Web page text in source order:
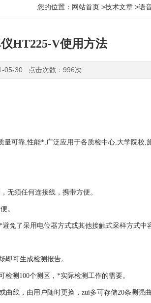
您的位置： 网站首页 >技术文章 >语
HT225-V使用方法
05-30 点击次数：996次
可靠,性能*,广泛应用于各质检中心,大学院校,
须任何连接线，携带方便。
。
了采用电位器方式或其他接触式采样方式中
可生成检测报告。
测100个测区，*实际检测工作的需要。
线，由用户随时更换，zui多可存储20条测强曲